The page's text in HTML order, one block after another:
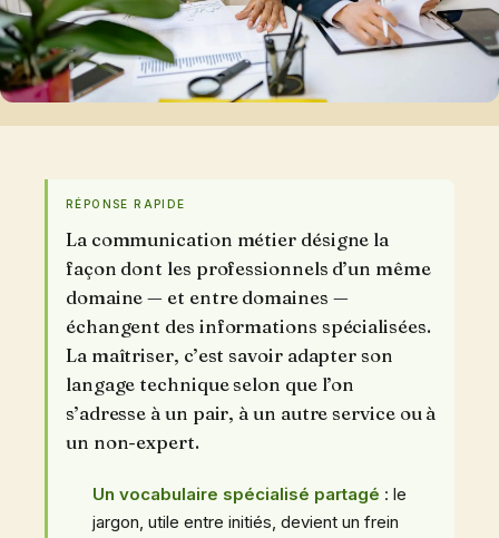
RÉPONSE RAPIDE
La communication métier désigne la
façon dont les professionnels d’un même
domaine — et entre domaines —
échangent des informations spécialisées.
La maîtriser, c’est savoir adapter son
langage technique selon que l’on
s’adresse à un pair, à un autre service ou à
un non-expert.
Un vocabulaire spécialisé partagé : le
jargon, utile entre initiés, devient un frein